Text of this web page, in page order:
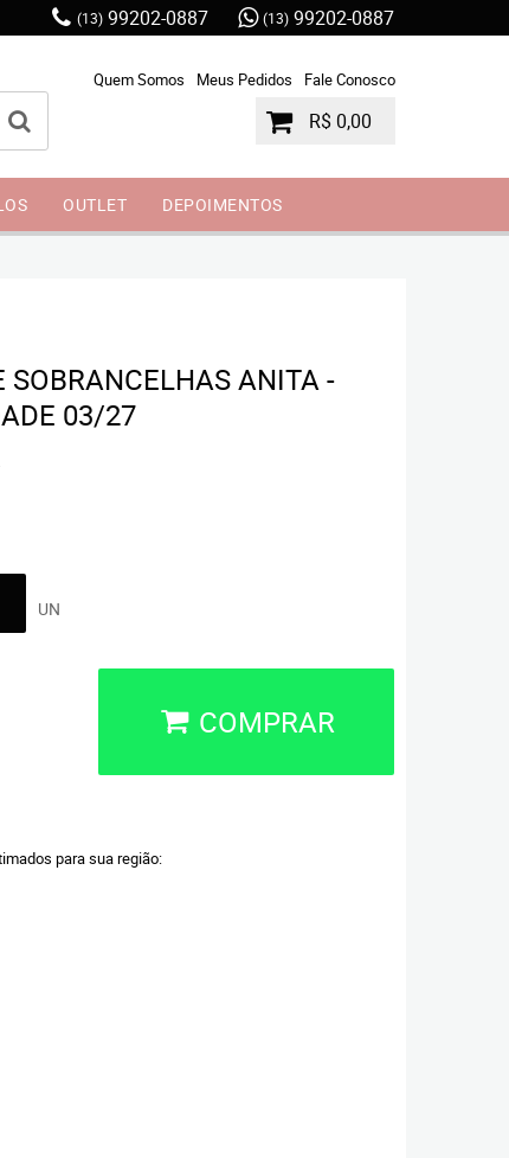
(13) 99202-0887 (13) 99202-0887
Quem Somos Meus Pedidos Fale Conosco
R$ 0,00
OUTLET DEPOIMENTOS
SOBRANCELHAS ANITA -
03/27
UN
COMPRAR
para sua região: